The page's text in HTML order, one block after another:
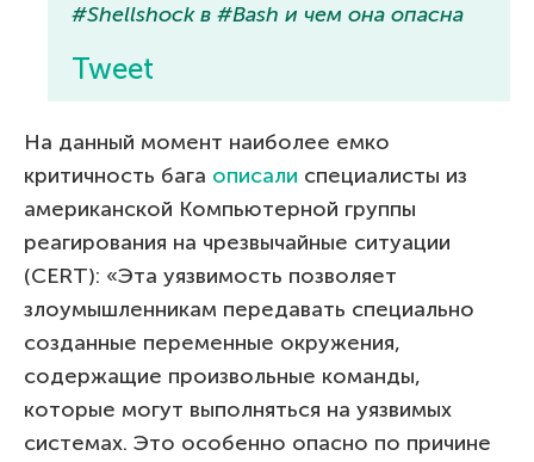
#Shellshock в #Bash и чем она опасна
Tweet
На данный момент наиболее емко
критичность бага описали специалисты из
американской Компьютерной группы
реагирования на чрезвычайные ситуации
(CERT): «Эта уязвимость позволяет
злоумышленникам передавать специально
созданные переменные окружения,
содержащие произвольные команды,
которые могут выполняться на уязвимых
системах. Это особенно опасно по причине